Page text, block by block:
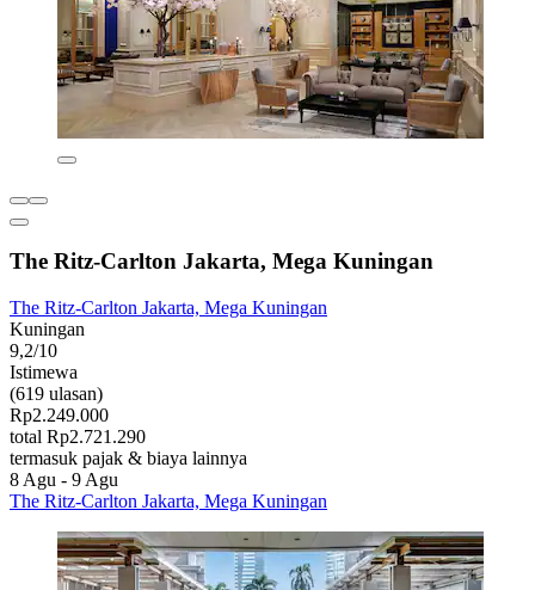
The Ritz-Carlton Jakarta, Mega Kuningan
The Ritz-Carlton Jakarta, Mega Kuningan
Kuningan
9,2/10
Istimewa
(619 ulasan)
Rp2.249.000
total Rp2.721.290
termasuk pajak & biaya lainnya
8 Agu - 9 Agu
The Ritz-Carlton Jakarta, Mega Kuningan